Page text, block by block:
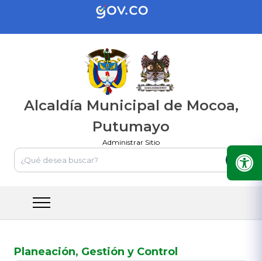
Alcaldía Municipal de Mocoa,
Putumayo
Administrar Sitio
Planeación, Gestión y Control